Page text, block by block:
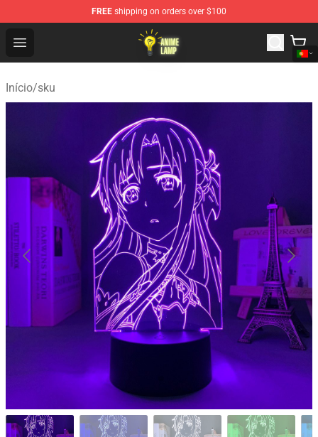
FREE shipping on orders over $100
Open menu
Anime Lamp Shop - The Best Store of Anime Lamp
Início/sku